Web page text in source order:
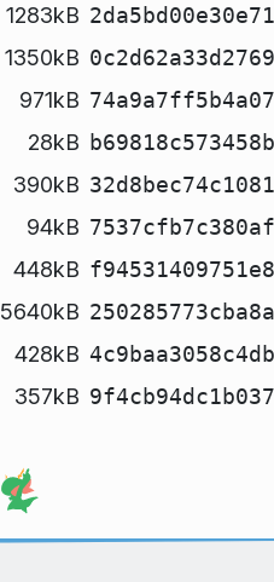
1283kB
1350kB
971kB
28kB
390kB
94kB
448kB
5640kB
428kB
357kB